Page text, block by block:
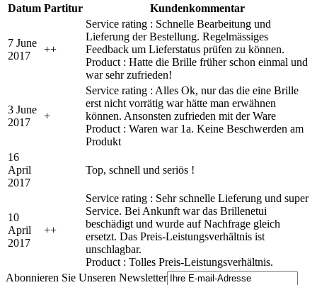
Datum Partitur Kundenkommentar
7 June
2017
++
Service rating : Schnelle Bearbeitung und
Lieferung der Bestellung. Regelmässiges
Feedback um Lieferstatus prüfen zu können.
Product : Hatte die Brille früher schon einmal und
war sehr zufrieden!
3 June
2017
+
Service rating : Alles Ok, nur das die eine Brille
erst nicht vorrätig war hätte man erwähnen
können. Ansonsten zufrieden mit der Ware
Product : Waren war 1a. Keine Beschwerden am
Produkt
16
April
2017
Top, schnell und seriös !
10
April
2017
++
Service rating : Sehr schnelle Lieferung und super
Service. Bei Ankunft war das Brillenetui
beschädigt und wurde auf Nachfrage gleich
ersetzt. Das Preis-Leistungsverhältnis ist
unschlagbar.
Product : Tolles Preis-Leistungsverhältnis.
Abonnieren Sie Unseren Newsletter